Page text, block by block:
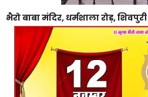
भैरो बाबा मंदिर, धर्मशाला रोड़,